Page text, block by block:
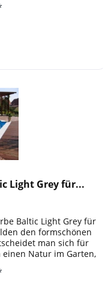
Light Grey für...
Baltic Light Grey für
den formschönen
man sich für
Natur im Garten,